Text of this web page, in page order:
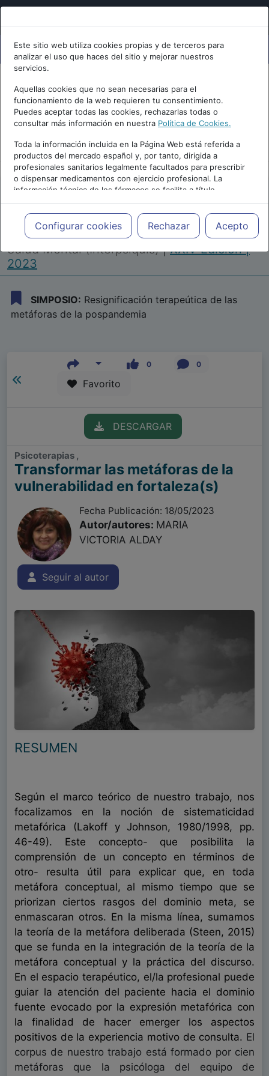
Este sitio web utiliza cookies propias y de terceros para
analizar el uso que haces del sitio y mejorar nuestros
servicios.
Aquellas cookies que no sean necesarias para el
funcionamiento de la web requieren tu consentimiento.
Puedes aceptar todas las cookies, rechazarlas todas o
consultar más información en nuestra Política de Cookies.
Toda la información incluida en la Página Web está referida a
productos del mercado español y, por tanto, dirigida a
profesionales sanitarios legalmente facultados para prescribir
o dispensar medicamentos con ejercicio profesional. La
información técnica de los fármacos se facilita a título
meramente informativo, siendo responsabilidad de los
profesionales facultados prescribir medicamentos y decidir, en
cada caso concreto, el tratamiento más adecuado a las
necesidades del paciente.
Configurar cookies Rechazar Acepto
Repositorio de Artículos |Congreso Virtual
Internacional de Psiquiatría, Psicología y
Salud Mental (Interpsiquis)|XXIV Edición |
2023
SIMPOSIO: Resignificación terapeútica de las
metáforas de la pospandemia
0 0
Favorito
DESCARGAR
Psicoterapias ,
Transformar las metáforas de la
vulnerabilidad en fortaleza(s)
Fecha Publicación: 18/05/2023
Autor/autores: MARIA
VICTORIA ALDAY
Seguir al autor
RESUMEN
Según el marco teórico de nuestro trabajo, nos
focalizamos en la noción de sistematicidad
metafórica (Lakoff y Johnson, 1980/1998, pp.
46-49). Este concepto- que posibilita la
comprensión de un concepto en términos de
otro- resulta útil para explicar que, en toda
metáfora conceptual, al mismo tiempo que se
priorizan ciertos rasgos del dominio meta, se
enmascaran otros. En la misma línea, sumamos
la teoría de la metáfora deliberada (Steen, 2015)
que se funda en la integración de la teoría de la
metáfora conceptual y la práctica del discurso.
En el espacio terapéutico, el/la profesional puede
guiar la atención del paciente hacia el dominio
fuente evocado por la expresión metafórica con
la finalidad de hacer emerger los aspectos
positivos de la experiencia motivo de consulta. El
corpus de nuestro trabajo está formado por cien
metáforas que la psicóloga del equipo de